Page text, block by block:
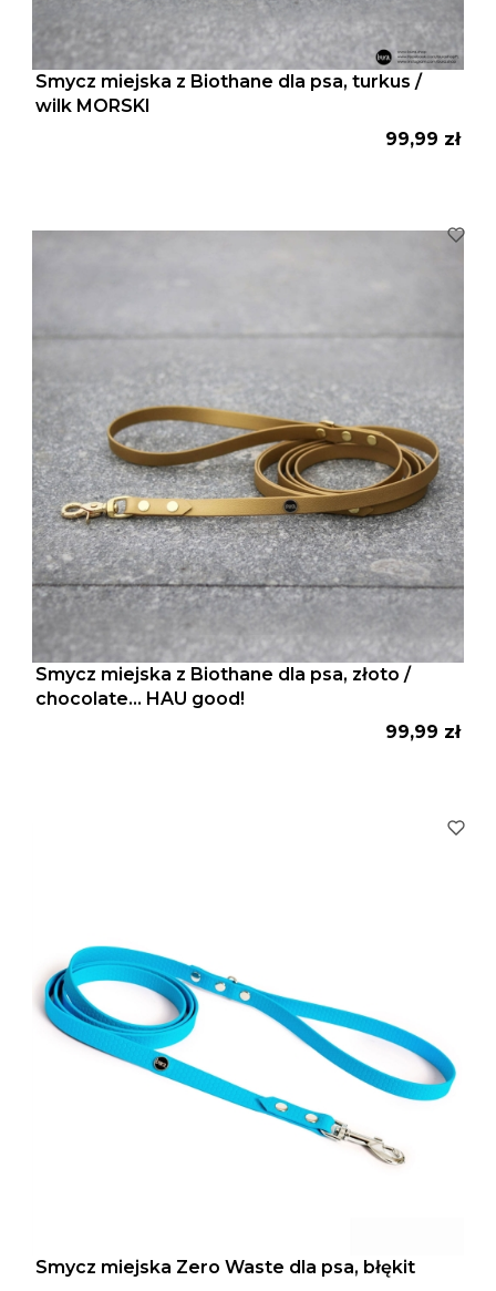
Smycz miejska z Biothane dla psa, turkus /
wilk MORSKI
Cena
99,99 zł
Smycz miejska z Biothane dla psa, złoto /
chocolate... HAU good!
Cena
99,99 zł
Smycz miejska Zero Waste dla psa, błękit